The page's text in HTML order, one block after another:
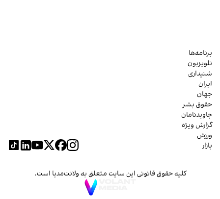
برنامه‌ها
تلویزیون
شنیداری
ایران
جهان
حقوق بشر
جاویدنامان
گزارش ویژه
ورزش
بازار
کلیه حقوق قانونی این سایت متعلق به ولانت‌مدیا است.